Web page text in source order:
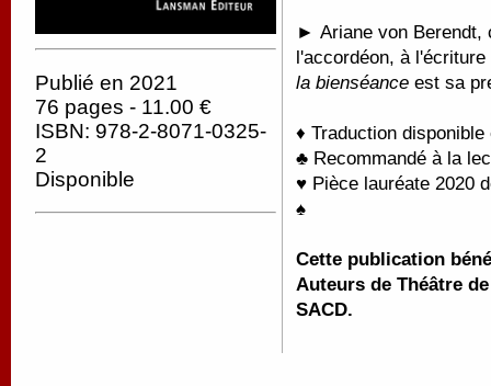
Publié en 2021
76 pages - 11.00 €
ISBN: 978-2-8071-0325-
2
Disponible
► Ariane von Berendt,
l'accordéon, à
la bienséance est sa
♦ Traduction
♣ Recommandé à la
♥ Pièce lauréate 2020
♠
Cette publication
Auteurs de Théâtre
SACD.